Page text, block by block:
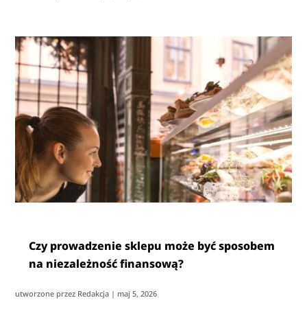
Czy prowadzenie sklepu może być sposobem
na niezależność finansową?
utworzone przez Redakcja | maj 5, 2026